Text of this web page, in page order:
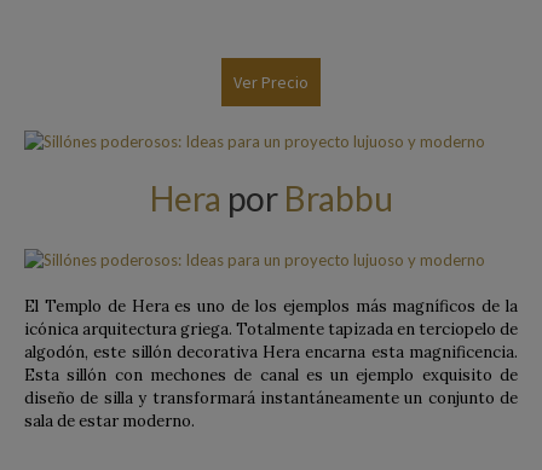
Ver Precio
Hera por Brabbu
El Templo de Hera es uno de los ejemplos más magníficos de la
icónica arquitectura griega. Totalmente tapizada en terciopelo de
algodón, este sillón decorativa Hera encarna esta magnificencia.
Esta sillón con mechones de canal es un ejemplo exquisito de
diseño de silla y transformará instantáneamente un conjunto de
sala de estar moderno.